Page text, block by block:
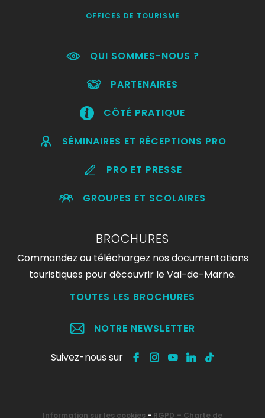
OFFICES DE TOURISME
QUI SOMMES-NOUS ?
PARTENAIRES
CÔTÉ PRATIQUE
SÉMINAIRES ET RÉCEPTIONS PRO
PRO ET PRESSE
GROUPES ET SCOLAIRES
BROCHURES
Commandez ou téléchargez nos documentations
touristiques pour découvrir le Val-de-Marne.
TOUTES LES BROCHURES
NOTRE NEWSLETTER
Suivez-nous sur
Information sur les cookies - RGPD – Charte de